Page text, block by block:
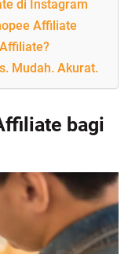
di Instagram
Affiliate
Mudah. Akurat.
bagi